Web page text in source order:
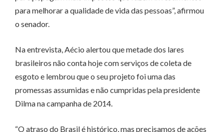
para melhorar a qualidade de vida das pessoas”, afirmou
o senador.
Na entrevista, Aécio alertou que metade dos lares
brasileiros não conta hoje com serviços de coleta de
esgoto e lembrou que o seu projeto foi uma das
promessas assumidas e não cumpridas pela presidente
Dilma na campanha de 2014.
“O atraso do Brasil é histórico, mas precisamos de ações